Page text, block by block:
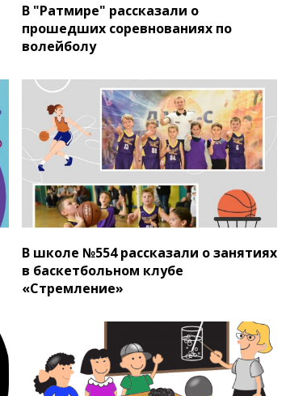
В "Ратмире" рассказали о
прошедших соревнованиях по
волейболу
В школе №554 рассказали о занятиях
в баскетбольном клубе
«Стремление»